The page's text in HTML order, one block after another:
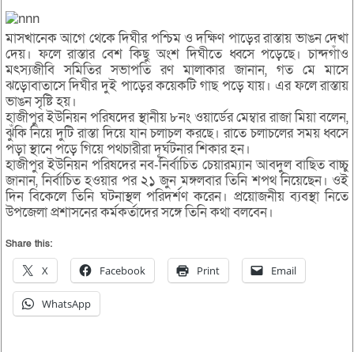
মাসখানেক আগে থেকে দিঘীর পশ্চিম ও দক্ষিণ পাড়ের রাস্তায় ভাঙন দেখা
দেয়। ফলে রাস্তার বেশ কিছু অংশ দিঘীতে ধ্বসে পড়েছে। চান্দগাঁও
মৎস্যজীবি সমিতির সভাপতি রণ মালাকার জানান, গত মে মাসে
ঝড়োবাতাসে দিঘীর দুই পাড়ের কয়েকটি গাছ পড়ে যায়। এর ফলে রাস্তায়
ভাঙন সৃষ্টি হয়।
হাজীপুর ইউনিয়ন পরিষদের স্থানীয় ৮নং ওয়ার্ডের মেম্বার রাজা মিয়া বলেন,
ঝুঁকি নিয়ে দুটি রাস্তা দিয়ে যান চলাচল করছে। রাতে চলাচলের সময় ধ্বসে
পড়া স্থানে পড়ে গিয়ে পথচারীরা দূর্ঘটনার শিকার হন।
হাজীপুর ইউনিয়ন পরিষদের নব-নির্বাচিত চেয়ারম্যান আবদুল বাছিত বাচ্চু
জানান, নির্বাচিত হওয়ার পর ২১ জুন মঙ্গলবার তিনি শপথ নিয়েছেন। ওই
দিন বিকেলে তিনি ঘটনাস্থল পরিদর্শণ করেন। প্রয়োজনীয় ব্যবস্থা নিতে
উপজেলা প্রশাসনের কর্মকর্তাদের সঙ্গে তিনি কথা বলবেন।
Share this:
X Facebook Print Email
WhatsApp